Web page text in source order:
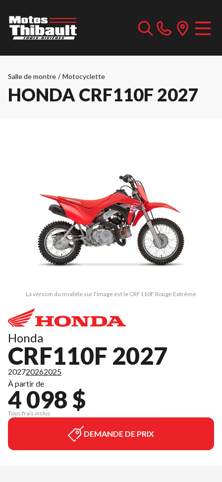
Salle de montre / Motocyclette
HONDA CRF110F 2027
La version du modèle sur l'image est le CRF110F Rouge Extrême
Honda
CRF110F 2027
202720262025
À partir de
4 098 $
Tous frais inclus
DEMANDE DE PRIX